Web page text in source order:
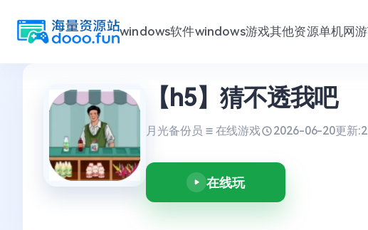
windows软件windows游戏其他资源单机网游
【h5】猜不透我吧
月光备份员 在线游戏 2026-06-20更新:
在线玩